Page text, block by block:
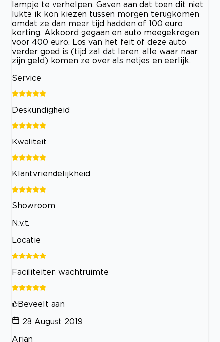
lampje te verhelpen. Gaven aan dat toen dit niet
lukte ik kon kiezen tussen morgen terugkomen
omdat ze dan meer tijd hadden of 100 euro
korting. Akkoord gegaan en auto meegekregen
voor 400 euro. Los van het feit of deze auto
verder goed is (tijd zal dat leren, alle waar naar
zijn geld) komen ze over als netjes en eerlijk.
Service
Deskundigheid
Kwaliteit
Klantvriendelijkheid
Showroom
N.v.t.
Locatie
Faciliteiten wachtruimte
Beveelt aan
28 August 2019
Arjan